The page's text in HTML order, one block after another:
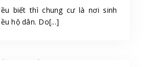
biết thì chung cư là nơi sinh
hộ dân. Do[...]